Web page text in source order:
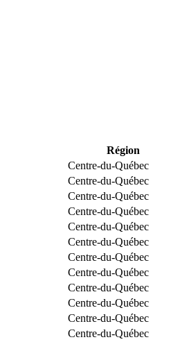
Région
Centre-du-Québec
Centre-du-Québec
Centre-du-Québec
Centre-du-Québec
Centre-du-Québec
Centre-du-Québec
Centre-du-Québec
Centre-du-Québec
Centre-du-Québec
Centre-du-Québec
Centre-du-Québec
Centre-du-Québec